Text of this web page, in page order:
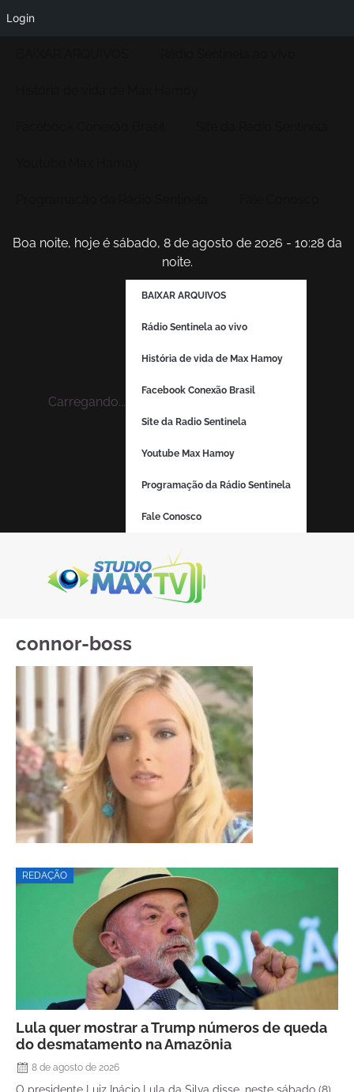
Boa noite, hoje é sábado, 8 de agosto de 2026 - 10:28 da
noite.
Carregando...
BAIXAR ARQUIVOS
Rádio Sentinela ao vivo
História de vida de Max Hamoy
Facebook Conexão Brasil
Site da Radio Sentinela
Youtube Max Hamoy
Programação da Rádio Sentinela
Fale Conosco
connor-boss
REDAÇÃO
Lula quer mostrar a Trump números de queda
do desmatamento na Amazônia
8 de agosto de 2026
O presidente Luiz Inácio Lula da Silva disse, neste sábado (8)
Login